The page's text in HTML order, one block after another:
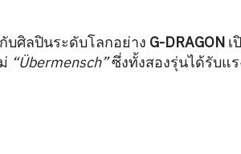
บศิลปินระดับโลกอย่าง G-DRAGON เ
“Übermensch”ซึ่งทั้งสองรุ่นได้รับแ